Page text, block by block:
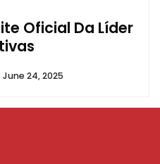
Oficial Da Líder
June 24, 2025